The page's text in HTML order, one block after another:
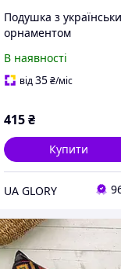
Подушка з
орнаментом
габардин, знімна
наволочка
В наявності
від35₴/міс
415₴
Купити
UA GLORY